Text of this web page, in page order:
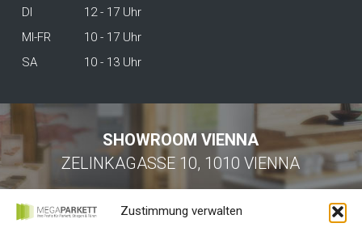
Zustimmung verwalten
DI
12 - 17 Uhr
MI-FR
10 - 17 Uhr
SA
10 - 13 Uhr
SHOWROOM VIENNA
ZELINKAGASSE 10, 1010 VIENNA